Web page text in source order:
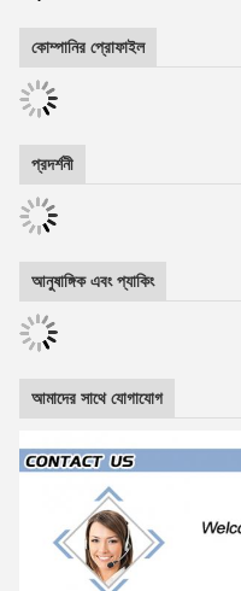
কোম্পানির প্রোফাইল
প্রদর্শনী
আনুষাঙ্গিক এবং প্যাকিং
আমাদের সাথে যোগাযোগ